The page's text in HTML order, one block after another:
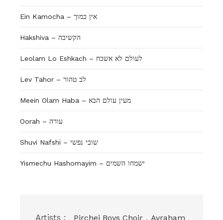
Ein Kamocha – אין כמוך
Hakshiva – הקשיבה
Leolam Lo Eshkach – לעולם לא אשכח
Lev Tahor – לב טהור
Meein Olam Haba – מעין עולם הבא
Oorah – עורה
Shuvi Nafshi – שובי נפשי
Yismechu Hashomayim – ישמחו השמים
Artists : Pirchei Boys Choir , Avraham